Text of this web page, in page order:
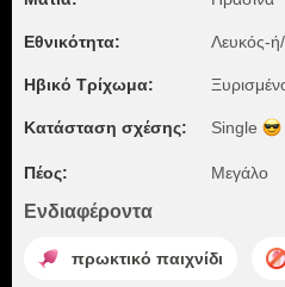
Εθνικότητα: Λευκός-
Ηβικό Τρίχωμα:
Κατάσταση σχέσης: Single
Πέος: Μεγάλο
Ενδιαφέροντα
πρωκτικό παιχνίδι